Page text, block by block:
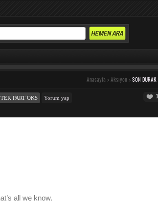
Anasayfa > Aksiyon > SON
TEK PART OKS Yorum yap